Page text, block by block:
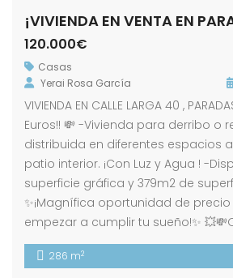
120.000€
Casas
Yerai Rosa García
VIVIENDA EN CALLE LARGA 40 ,
Euros!! 💸 -Vivienda para derribo o
distribuida en diferentes espacios
patio interior. ¡Con Luz y Agua ! -
superficie gráfica y 379m2 de
✨¡Magnífica oportunidad de
empezar a cumplir tu sueño!✨
286 m2